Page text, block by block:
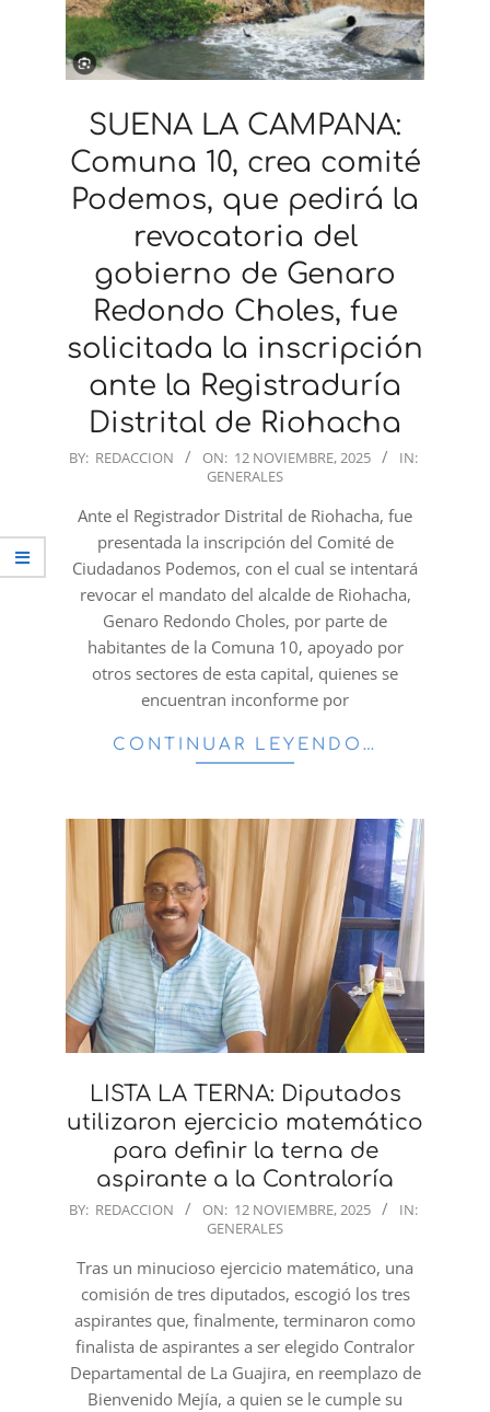
SUENA LA CAMPANA:
Comuna 10, crea comité
Podemos, que pedirá la
revocatoria del
gobierno de Genaro
Redondo Choles, fue
solicitada la inscripción
ante la Registraduría
Distrital de Riohacha
2025-
12
BY: REDACCION ON: 12 NOVIEMBRE, 2025
IN:
GENERALES
Ante el Registrador Distrital de Riohacha, fue
presentada la inscripción del Comité de
Ciudadanos Podemos, con el cual se intentará
revocar el mandato del alcalde de Riohacha,
Genaro Redondo Choles, por parte de
habitantes de la Comuna 10, apoyado por
otros sectores de esta capital, quienes se
encuentran inconforme por
CONTINUAR LEYENDO…
LISTA LA TERNA: Diputados
utilizaron ejercicio matemático
para definir la terna de
aspirante a la Contraloría
2025-
12
BY: REDACCION ON: 12 NOVIEMBRE, 2025
IN:
GENERALES
Tras un minucioso ejercicio matemático, una
comisión de tres diputados, escogió los tres
aspirantes que, finalmente, terminaron como
finalista de aspirantes a ser elegido Contralor
Departamental de La Guajira, en reemplazo de
Bienvenido Mejía, a quien se le cumple su